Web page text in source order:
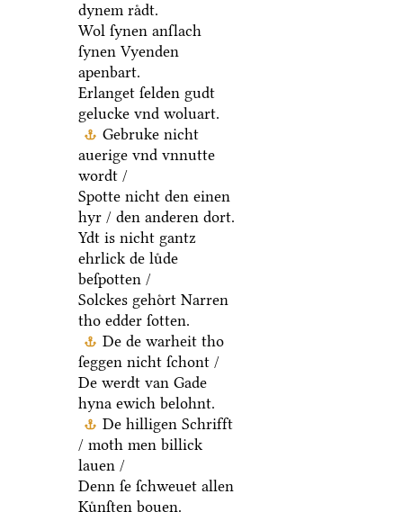
dynem raͤdt.
Wol ſynen anſlach
ſynen Vyenden
apenbart.
Erlanget ſelden gudt
gelucke vnd woluart.
Gebruke nicht
auerige vnd vnnutte
wordt /
Spotte nicht den einen
hyr / den anderen dort.
Ydt is nicht gantz
ehrlick de luͤde
beſpotten /
Solckes gehoͤrt Narren
tho edder ſotten.
De de warheit tho
ſeggen nicht ſchont /
De werdt van Gade
hyna ewich belohnt.
De hilligen Schrifft
/ moth men billick
lauen /
Denn ſe ſchweuet allen
Kuͤnſten bouen.